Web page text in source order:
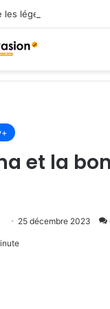
et la
25 décembre 2023